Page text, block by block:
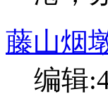
藤山烟
编辑